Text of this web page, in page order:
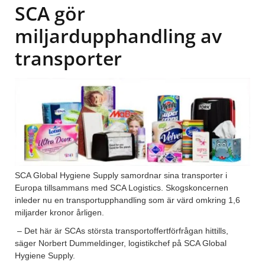
SCA gör
miljardupphandling av
transporter
SCA Global Hygiene Supply samordnar sina transporter i
Europa tillsammans med SCA Logistics. Skogskoncernen
inleder nu en transportupphandling som är värd omkring 1,6
miljarder kronor årligen.
– Det här är SCAs största transportoffertförfrågan hittills,
säger Norbert Dummeldinger, logistikchef på SCA Global
Hygiene Supply.